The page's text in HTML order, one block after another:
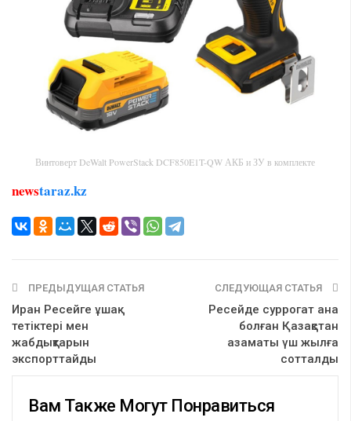
Винтоверт DeWalt PowerStack DCF850E1T-QW АКБ и ЗУ в комплекте
newstaraz.kz
ПРЕДЫДУЩАЯ СТАТЬЯ
Иран Ресейге ұшақ
тетіктері мен
жабдықтарын
экспорттайды
СЛЕДУЮЩАЯ СТАТЬЯ
Ресейде суррогат ана
болған Қазақстан
азаматы үш жылға
сотталды
Вам Также Могут Понравиться